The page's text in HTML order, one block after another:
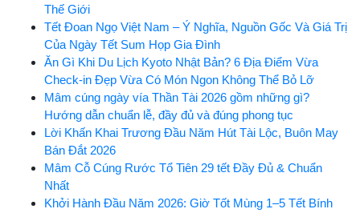
Thế Giới
Tết Đoan Ngọ Việt Nam – Ý Nghĩa, Nguồn Gốc Và Giá Trị
Của Ngày Tết Sum Họp Gia Đình
Ăn Gì Khi Du Lịch Kyoto Nhật Bản? 6 Địa Điểm Vừa
Check-in Đẹp Vừa Có Món Ngon Không Thể Bỏ Lỡ
Mâm cúng ngày vía Thần Tài 2026 gồm những gì?
Hướng dẫn chuẩn lễ, đầy đủ và đúng phong tục
Lời Khấn Khai Trương Đầu Năm Hút Tài Lộc, Buôn May
Bán Đắt 2026
Mâm Cỗ Cúng Rước Tổ Tiên 29 tết Đầy Đủ & Chuẩn
Nhất
Khởi Hành Đầu Năm 2026: Giờ Tốt Mùng 1–5 Tết Bính